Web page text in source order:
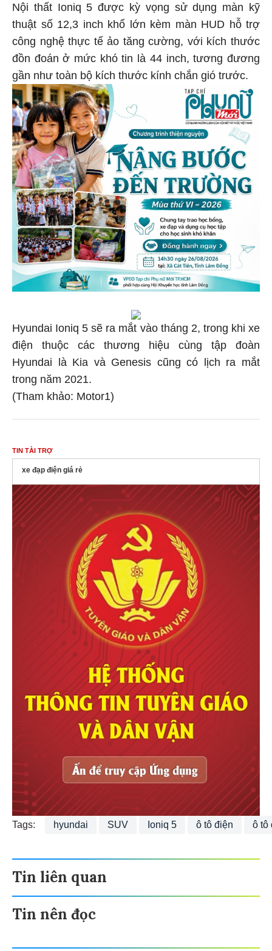
Nội thất Ioniq 5 được kỳ vọng sử dụng màn kỹ
thuật số 12,3 inch khổ lớn kèm màn HUD hỗ trợ
công nghệ thực tế ảo tăng cường, với kích thước
đồn đoán ở mức khó tin là 44 inch, tương đương
gần như toàn bộ kích thước kính chắn gió trước.
Hyundai Ioniq 5 sẽ ra mắt vào tháng 2, trong khi xe
điện thuộc các thương hiệu cùng tập đoàn
Hyundai là Kia và Genesis cũng có lịch ra mắt
trong năm 2021.
(Tham khảo: Motor1)
TIN TÀI TRỢ
xe đạp điện giá rẻ
Tags: hyundai SUV Ioniq 5 ô tô điện ô tô
Tin liên quan
Tin nên đọc